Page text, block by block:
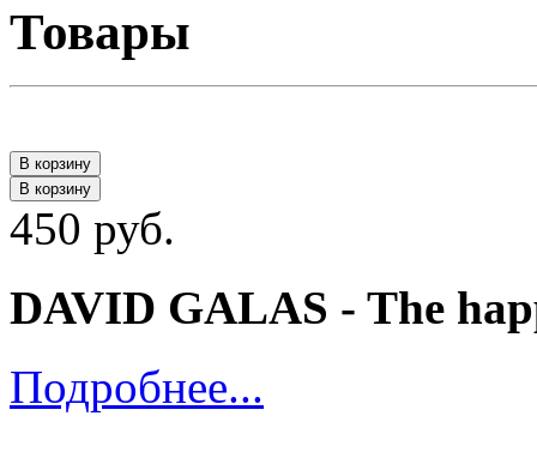
Товары
В корзину
В корзину
450 руб.
DAVID GALAS - The
Подробнее...